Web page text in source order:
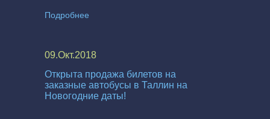
Подробнее
09.Окт.2018
Открыта продажа билетов на
заказные автобусы в Таллин на
Новогодние даты!